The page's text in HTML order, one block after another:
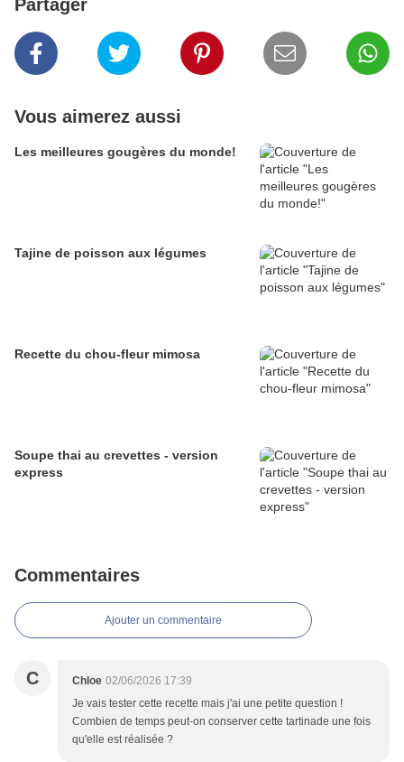
Partager
Vous aimerez aussi
Les meilleures gougères du monde!
Tajine de poisson aux légumes
Recette du chou-fleur mimosa
Soupe thai au crevettes - version
express
Commentaires
Ajouter un commentaire
C Chloe 02/06/2026 17:39
Je vais tester cette recette mais j'ai une petite question !
Combien de temps peut-on conserver cette tartinade une fois
qu'elle est réalisée ?